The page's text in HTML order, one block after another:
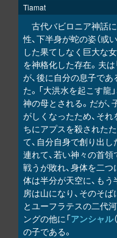
Tiamat
古代バビロニア神話
性、下半身が蛇の姿（或
した果てしなく巨大な
を神格化した存在。夫は
が、後に自分の息子であ
た。「大洪水を起こす龍
神の母とされる。だが
がしくなったため、そ
ちにアプスを殺された
て、自分自身で創り出し
連れて、若い神々の首領
戦うが敗れ、身体を二
体は半分が天空に、も
房は山になり、そのそ
とユーフラテスの二代
ングの他に「アンシャル
の子である。